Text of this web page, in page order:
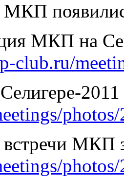
МКП
МКП на
club.ru/
МКП